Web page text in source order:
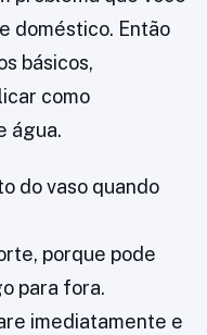
doméstico. Então
básicos,
como
água.
do vaso quando
porque pode
para fora.
imediatamente e